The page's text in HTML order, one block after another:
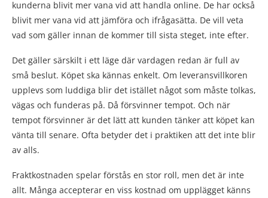
kunderna blivit mer vana vid att handla online. De har också
blivit mer vana vid att jämföra och ifrågasätta. De vill veta
vad som gäller innan de kommer till sista steget, inte efter.
Det gäller särskilt i ett läge där vardagen redan är full av
små beslut. Köpet ska kännas enkelt. Om leveransvillkoren
upplevs som luddiga blir det istället något som måste tolkas,
vägas och funderas på. Då försvinner tempot. Och när
tempot försvinner är det lätt att kunden tänker att köpet kan
vänta till senare. Ofta betyder det i praktiken att det inte blir
av alls.
Fraktkostnaden spelar förstås en stor roll, men det är inte
allt. Många accepterar en viss kostnad om upplägget känns